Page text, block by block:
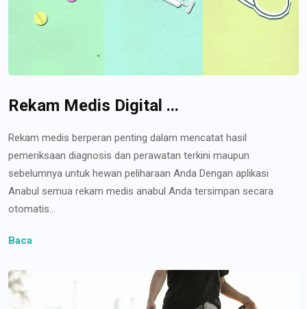
Rekam Medis Digital ...
Rekam medis berperan penting dalam mencatat hasil
pemeriksaan diagnosis dan perawatan terkini maupun
sebelumnya untuk hewan peliharaan Anda Dengan aplikasi
Anabul semua rekam medis anabul Anda tersimpan secara
otomatis...
Baca